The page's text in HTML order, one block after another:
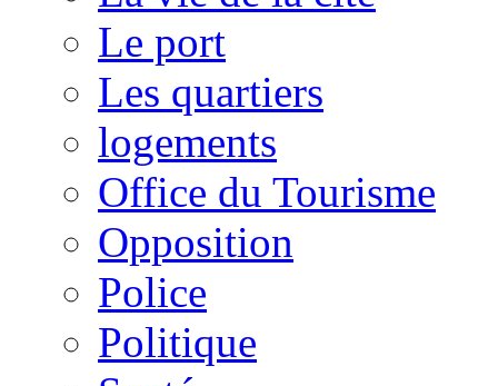
Le port
Les quartiers
logements
Office du Tourisme
Opposition
Police
Politique